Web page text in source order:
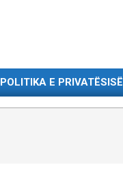
POLITIKA E PRIVATËSISË